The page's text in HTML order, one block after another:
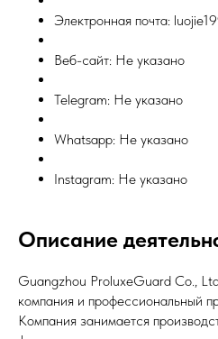
Электронная почта:
Веб-сайт: Не указано
Telegram: Не указано
Whatsapp: Не указано
Instagram: Не указано
Описание
Guangzhou ProluxeGuard Co.,
компания и профессиональный
Компания занимается